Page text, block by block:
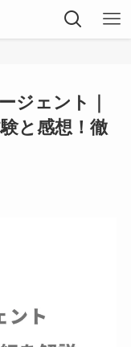
ジェント｜
と感想！徹